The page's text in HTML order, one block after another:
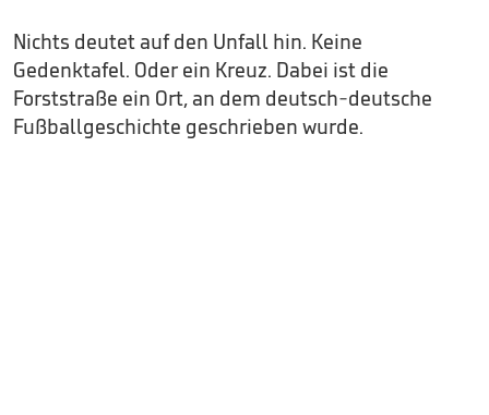
Nichts deutet auf den Unfall hin. Keine
Gedenktafel. Oder ein Kreuz. Dabei ist die
Forststraße ein Ort, an dem deutsch-deutsche
Fußballgeschichte geschrieben wurde.